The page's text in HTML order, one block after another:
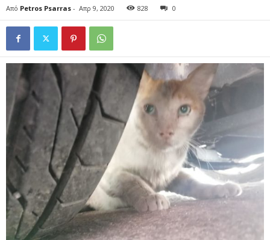
Από Petros Psarras - Απρ 9, 2020 828 0